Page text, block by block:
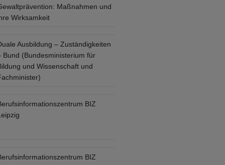
Maßnahmen und
Wirksamkeit
Ausbildung – Zuständigkeiten
Bund (Bundesministerium für
und Wissenschaft und
BIZ
BIZ